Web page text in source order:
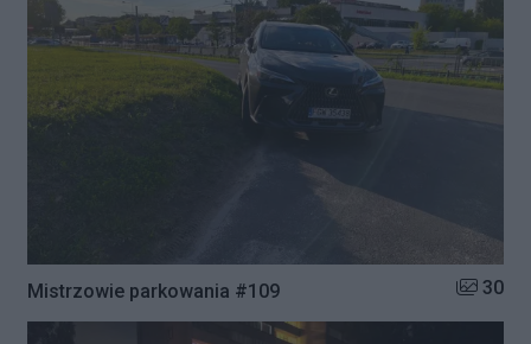
Mistrzowie parkowania #109 Liczba
30